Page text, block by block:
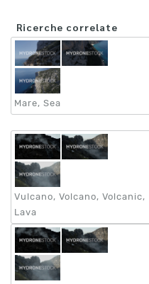
Profilo
Colore
Rec 709
D-Log
Risoluzione
4k
Formato
MOV
ProRes
Ricerche correlate
Mare, Sea
Vulcano, Volcano, Volcanic,
Lava